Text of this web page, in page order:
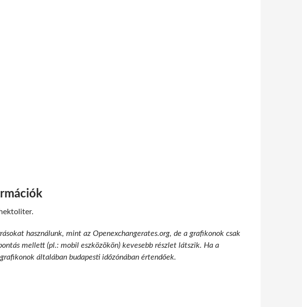
használunk, mint az Openexchangerates.org, de a grafikonok csak
mellett (pl.: mobil eszközökön) kevesebb részlet látszik. Ha a
általában budapesti időzónában értendőek.